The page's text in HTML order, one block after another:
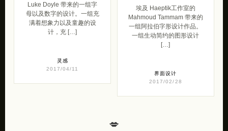
Luke Doyle 带来的一组字
母以及数字的设计。一组充
满着想象力以及童趣的设
计，充 […]
灵感
2017/04/11
埃及 Haeptik工作室的
Mahmoud Tammam 带来的
一组阿拉伯字形设计作品。
一组生动简约的图形设计
[…]
界面设计
2017/02/28
💋